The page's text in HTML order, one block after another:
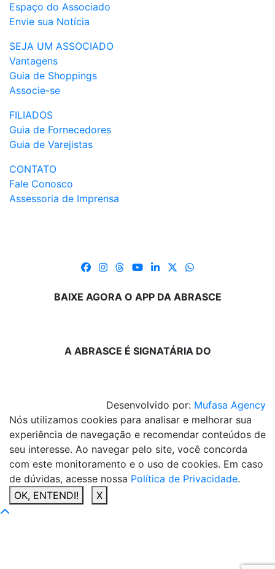
Espaço do Associado
Envie sua Notícia
SEJA UM ASSOCIADO
Vantagens
Guia de Shoppings
Associe-se
FILIADOS
Guia de Fornecedores
Guia de Varejistas
CONTATO
Fale Conosco
Assessoria de Imprensa
BAIXE AGORA O APP DA ABRASCE
A ABRASCE É SIGNATÁRIA DO
Desenvolvido por: Mufasa Agency
Nós utilizamos cookies para analisar e melhorar sua
experiência de navegação e recomendar conteúdos de
seu interesse. Ao navegar pelo site, você concorda
com este monitoramento e o uso de cookies. Em caso
de dúvidas, acesse nossa Política de Privacidade.
OK, ENTENDI!
X